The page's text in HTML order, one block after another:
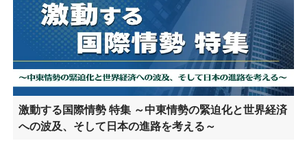
激動する国際情勢 特集 ～中東情勢の緊迫化と世界経済
への波及、そして日本の進路を考える～